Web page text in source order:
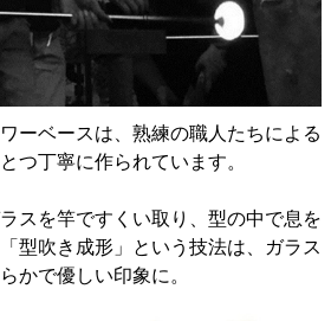
ーベースは、熟練の職人たちによる
つ丁寧に作られています。
スを竿ですくい取り、型の中で息を
型吹き成形」という技法は、ガラス
かで優しい印象に。